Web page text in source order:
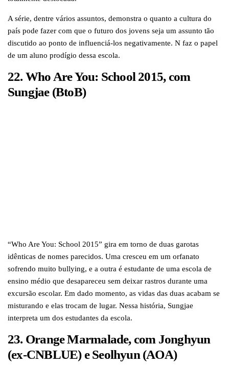
A série, dentre vários assuntos, demonstra o quanto a cultura do
país pode fazer com que o futuro dos jovens seja um assunto tão
discutido ao ponto de influenciá-los negativamente. N faz o papel
de um aluno prodígio dessa escola.
22. Who Are You: School 2015, com
Sungjae (BtoB)
“Who Are You: School 2015” gira em torno de duas garotas
idênticas de nomes parecidos. Uma cresceu em um orfanato
sofrendo muito bullying, e a outra é estudante de uma escola de
ensino médio que desapareceu sem deixar rastros durante uma
excursão escolar. Em dado momento, as vidas das duas acabam se
misturando e elas trocam de lugar. Nessa história, Sungjae
interpreta um dos estudantes da escola.
23. Orange Marmalade, com Jonghyun
(ex-CNBLUE) e Seolhyun (AOA)